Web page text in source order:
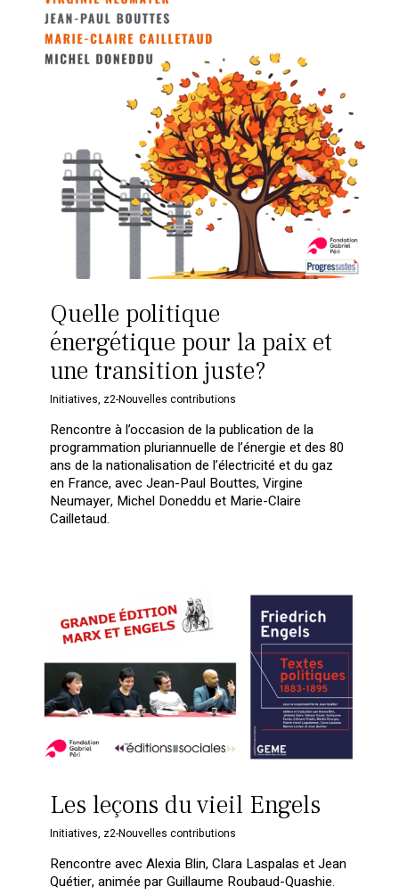
Quelle politique
énergétique pour la paix et
une transition juste?
Initiatives, z2-Nouvelles contributions
Rencontre à l’occasion de la publication de la
programmation pluriannuelle de l’énergie et des 80
ans de la nationalisation de l’électricité et du gaz
en France, avec Jean-Paul Bouttes, Virgine
Neumayer, Michel Doneddu et Marie-Claire
Cailletaud.
Les leçons du vieil Engels
Initiatives, z2-Nouvelles contributions
Rencontre avec Alexia Blin, Clara Laspalas et Jean
Quétier, animée par Guillaume Roubaud-Quashie.